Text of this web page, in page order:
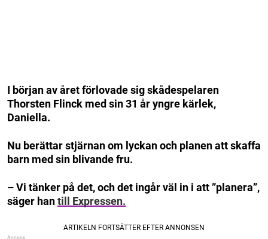
I början av året förlovade sig skådespelaren
Thorsten Flinck med sin 31 år yngre kärlek,
Daniella.
Nu berättar stjärnan om lyckan och planen att skaffa
barn med sin blivande fru.
– Vi tänker på det, och det ingår väl in i att ”planera”,
säger hantill Expressen.